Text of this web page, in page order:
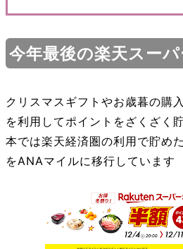
今年最後の楽天スー
クリスマスギフトやお歳暮の購
を利用してポイントをざくざく
本では楽天経済圏の利用で貯め
をANAマイルに移行しています